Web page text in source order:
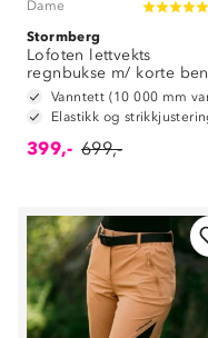
Dame
Stormberg
Lofoten lettvekts
regnbukse m/ korte ben
399,- 699,-